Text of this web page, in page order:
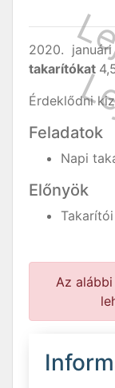
2020.
takarítókat
Érdeklődni
Feladatok
Napi
Előnyök
Az